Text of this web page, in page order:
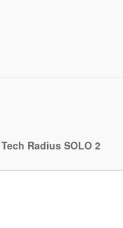
Radius SOLO 2